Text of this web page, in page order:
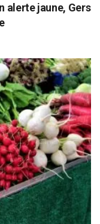
alerte jaune, Gers